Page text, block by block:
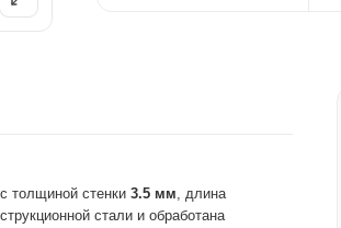
толщиной стенки 3.5 мм, длина
стали и обработана